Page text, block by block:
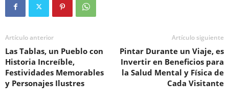
Artículo anterior
Las Tablas, un Pueblo con
Historia Increíble,
Festividades Memorables
y Personajes Ilustres
Artículo siguiente
Pintar Durante un Viaje, es
Invertir en Beneficios para
la Salud Mental y Física de
Cada Visitante